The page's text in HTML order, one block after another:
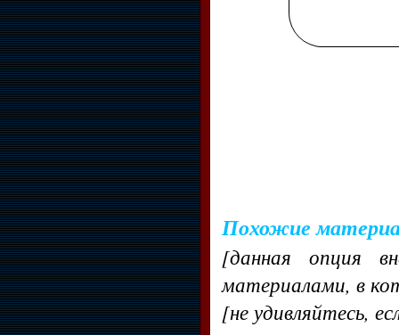
Похожие
[данная опция
материалами, в
[не удивляйтесь,